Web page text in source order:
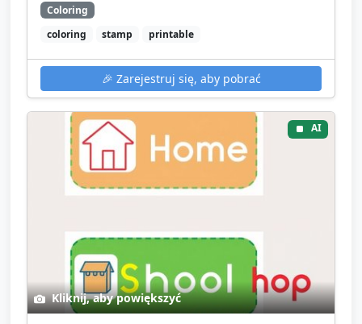
Coloring
coloring
stamp printable
🎉 Zarejestruj się, aby pobrać
AI
Kliknij, aby powiększyć